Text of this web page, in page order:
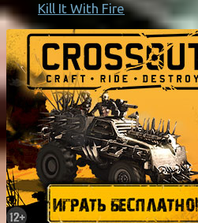
Kill It With Fire